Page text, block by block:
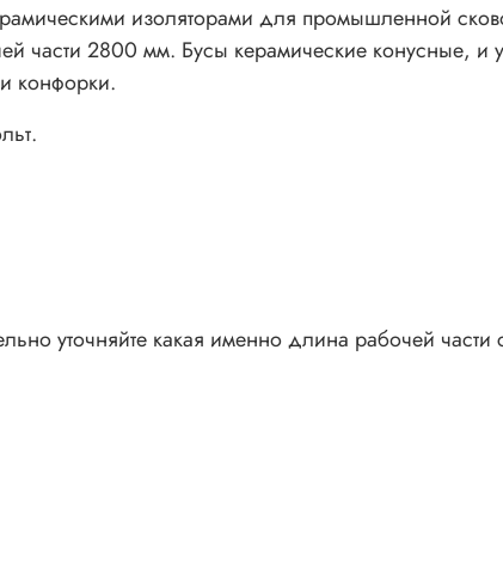
изоляторами для
части 2800 мм. Бусы керамические конусные, и
конфорки.
уточняйте какая именно длина рабочей